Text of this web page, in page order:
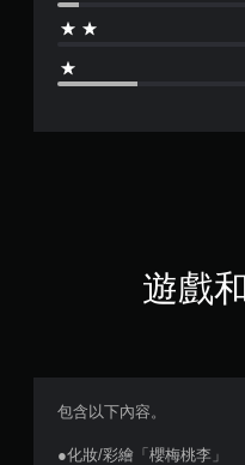
遊戲
包含以下內容。
●化妝/彩繪「櫻梅桃李」